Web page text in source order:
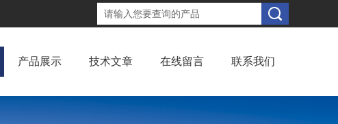
产品展示 技术文章 在线留言 联系我们